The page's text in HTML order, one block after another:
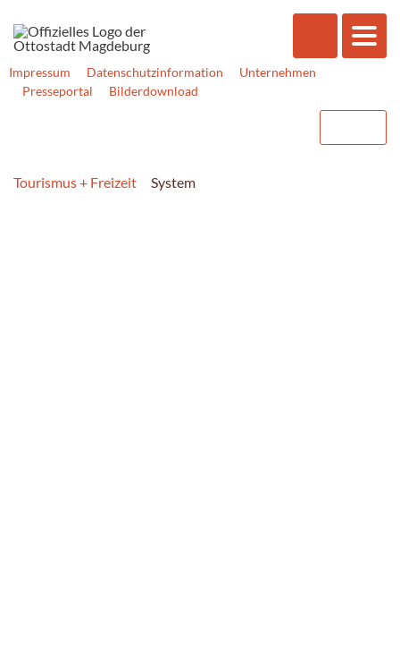
Impressum Datenschutzinformation
Unternehmen
Presseportal
Bilderdownload
Tourismus + Freizeit System